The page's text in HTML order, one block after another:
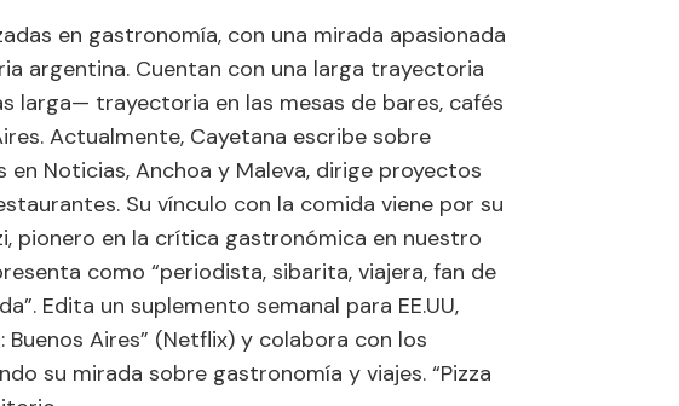
en gastronomía, con una mirada apasionada
argentina. Cuentan con una larga trayectoria
larga— trayectoria en las mesas de bares, cafés
Actualmente, Cayetana escribe sobre
Noticias, Anchoa y Maleva, dirige proyectos
Su vínculo con la comida viene por su
pionero en la crítica gastronómica en nuestro
como “periodista, sibarita, viajera, fan de
Edita un suplemento semanal para EE.UU,
Aires” (Netflix) y colabora con los
su mirada sobre gastronomía y viajes. “Pizza